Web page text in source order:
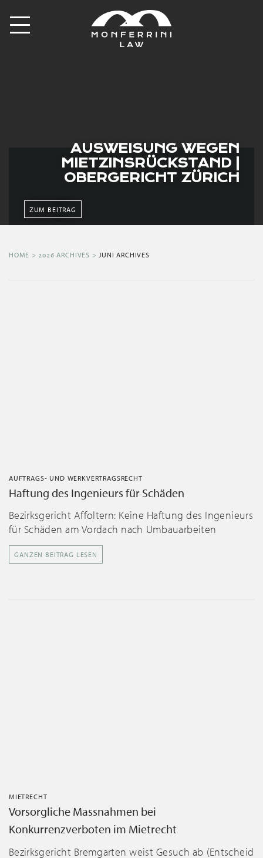
AUSWEISUNG WEGEN
MIETZINSRÜCKSTAND |
OBERGERICHT ZÜRICH
ZUM BEITRAG
HOME > 2026 ARCHIVES > JUNI ARCHIVES
AUFTRAGS- UND WERKVERTRAGSRECHT
Haftung des Ingenieurs für Schäden
Bezirksgericht Affoltern: Keine Haftung des Ingenieurs
für Schäden am Vordach nach Umbauarbeiten
GANZEN BEITRAG LESEN
MIETRECHT
Vorsorgliche Massnahmen bei
Konkurrenzverboten im Mietrecht
Bezirksgericht Bremgarten weist Gesuch ab (Entscheid